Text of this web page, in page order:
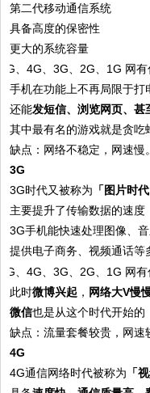
第二代移动通信系统
具备高度的保密性
更大的系统容量
手机在功能上不再局限于打
还能发短信、浏览网页、甚
其中最有名的游戏就是贪吃
缺点：网络不稳定，网速慢。
3G
3G时代又被称为 「图片时代
主要提升了传输数据的速度
3G手机能快速处理图像、
提供电子商务、视频通话等
此时微博兴起 ， 网络大V慢
微信也是从这个时代开始的
缺点：流量套餐较贵，网速
4G
4G通信网络时代被称为 「